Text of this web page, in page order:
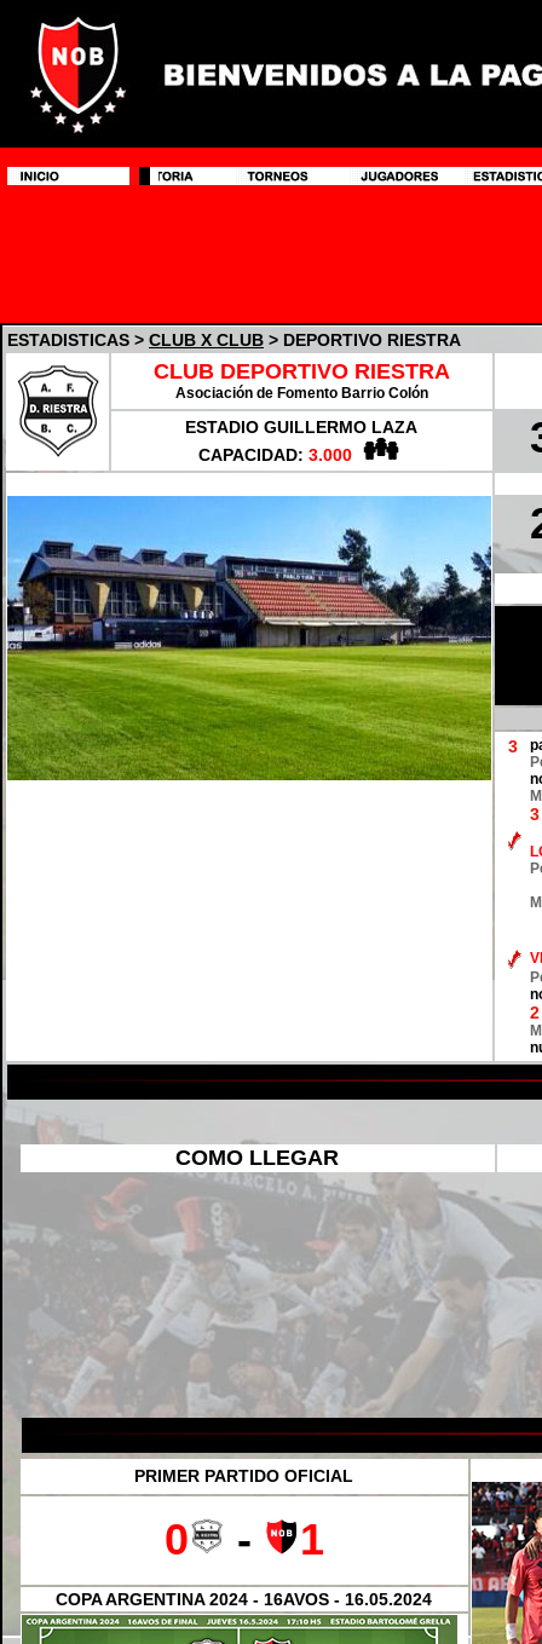
ESTADISTICAS > CLUB X CLUB > DEPORTIVO RIESTRA
CLUB DEPORTIVO RIESTRA
Asociación de Fomento Barrio Colón
ESTADIO GUILLERMO LAZA
CAPACIDAD: 3.000
3
3
2
COMO LLEGAR
PRIMER PARTIDO OFICIAL
0 - 1
COPA ARGENTINA 2024 - 16AVOS - 16.05.2024